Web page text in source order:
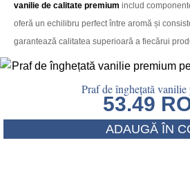
vanilie de calitate premium includ
oferă un echilibru perfect între aromă și
garantează calitatea superioară a fiecărui
Praf de înghețată
53.49
ADAUGĂ ÎN